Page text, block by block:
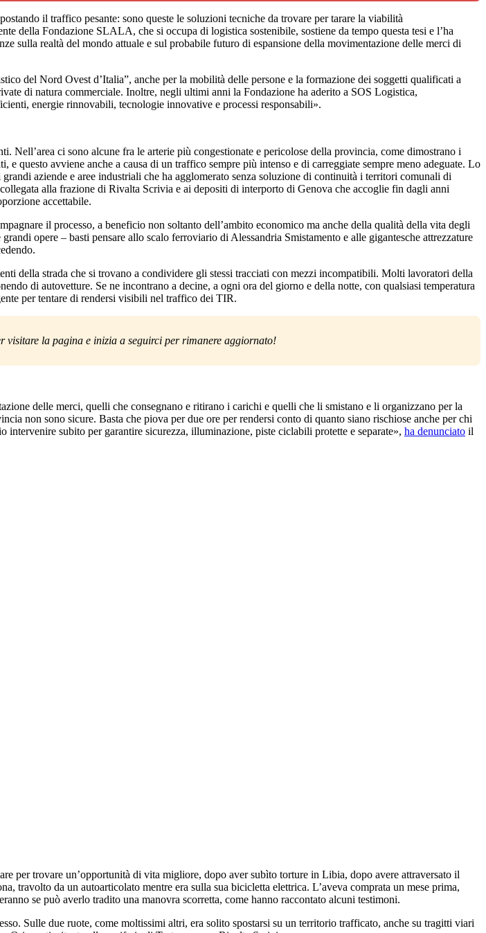
il traffico pesante: sono queste le soluzioni tecniche da trovare per tarare la viabilità
della Fondazione SLALA, che si occupa di logistica sostenibile, sostiene da tempo questa tesi e l’ha
sulla realtà del mondo attuale e sul probabile futuro di espansione della movimentazione delle merci di
del Nord Ovest d’Italia”, anche per la mobilità delle persone e la formazione dei soggetti qualificati a
di natura commerciale. Inoltre, negli ultimi anni la Fondazione ha aderito a SOS Logistica,
energie rinnovabili, tecnologie innovative e processi responsabili».
ci sono alcune fra le arterie più congestionate e pericolose della provincia, come dimostrano i
e questo avviene anche a causa di un traffico sempre più intenso e di carreggiate sempre meno adeguate. Lo
aziende e aree industriali che ha agglomerato senza soluzione di continuità i territori comunali di
alla frazione di Rivalta Scrivia e ai depositi di interporto di Genova che accoglie fin dagli anni
accettabile.
il processo, a beneficio non soltanto dell’ambito economico ma anche della qualità della vita degli
opere – basti pensare allo scalo ferroviario di Alessandria Smistamento e alle gigantesche attrezzature
della strada che si trovano a condividere gli stessi tracciati con mezzi incompatibili. Molti lavoratori della
di autovetture. Se ne incontrano a decine, a ogni ora del giorno e della notte, con qualsiasi temperatura
per tentare di rendersi visibili nel traffico dei TIR.
visitare la pagina e inizia a seguirci per rimanere aggiornato!
delle merci, quelli che consegnano e ritirano i carichi e quelli che li smistano e li organizzano per la
non sono sicure. Basta che piova per due ore per rendersi conto di quanto siano rischiose anche per chi
subito per garantire sicurezza, illuminazione, piste ciclabili protette e separate», ha denunciato il
per trovare un’opportunità di vita migliore, dopo aver subìto torture in Libia, dopo avere attraversato il
travolto da un autoarticolato mentre era sulla sua bicicletta elettrica. L’aveva comprata un mese prima,
se può averlo tradito una manovra scorretta, come hanno raccontato alcuni testimoni.
Sulle due ruote, come moltissimi altri, era solito spostarsi su un territorio trafficato, anche su tragitti viari